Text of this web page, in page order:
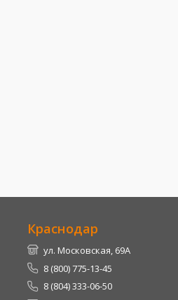
Краснодар
ул. Московская, 69А
8 (800) 775-13-45
8 (804) 333-06-50